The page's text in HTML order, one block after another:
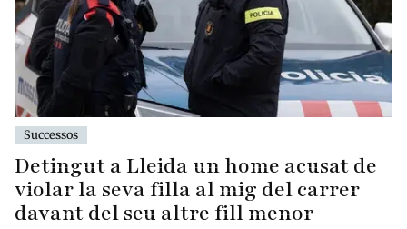
Successos
Detingut a Lleida un home acusat de
violar la seva filla al mig del carrer
davant del seu altre fill menor